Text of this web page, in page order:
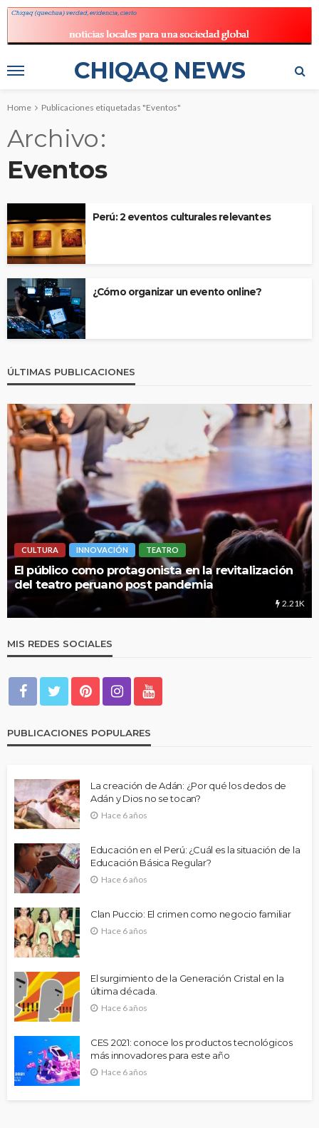
CHIQAQ NEWS
Home Publicaciones etiquetadas "Eventos"
Archivo
Eventos
Perú: 2 eventos culturales relevantes
¿Cómo organizar un evento online?
ÚLTIMAS PUBLICACIONES
TEATRO
en la revitalización
pandemia
2.21K
LIMA HIPERLOCAL
UNMSM: Cuando
educación
MIS REDES SOCIALES
PUBLICACIONES POPULARES
La creación de Adán: ¿Por qué los dedos de
Adán y Dios no se tocan?
Hace 6 años
Educación en el Perú: ¿Cuál es la situación de la
Educación Básica Regular?
Hace 6 años
Clan Puccio: El crimen como negocio familiar
Hace 6 años
El surgimiento de la Generación Cristal en la
última década.
Hace 6 años
CES 2021: conoce los productos tecnológicos
más innovadores para este año
Hace 6 años